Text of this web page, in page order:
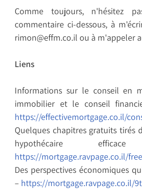
Comme toujours, n'hésitez
commentaire ci-dessous, à
rimon@effm.co.il ou à m'appeler
Liens
Informations sur le conseil en
immobilier et le conseil
https://effectivemortgage.co.il/
Quelques chapitres gratuits tirés
hypothécaire
https://mortgage.ravpage.co.il/
Des perspectives économiques
– https://mortgage.ravpage.co.il/